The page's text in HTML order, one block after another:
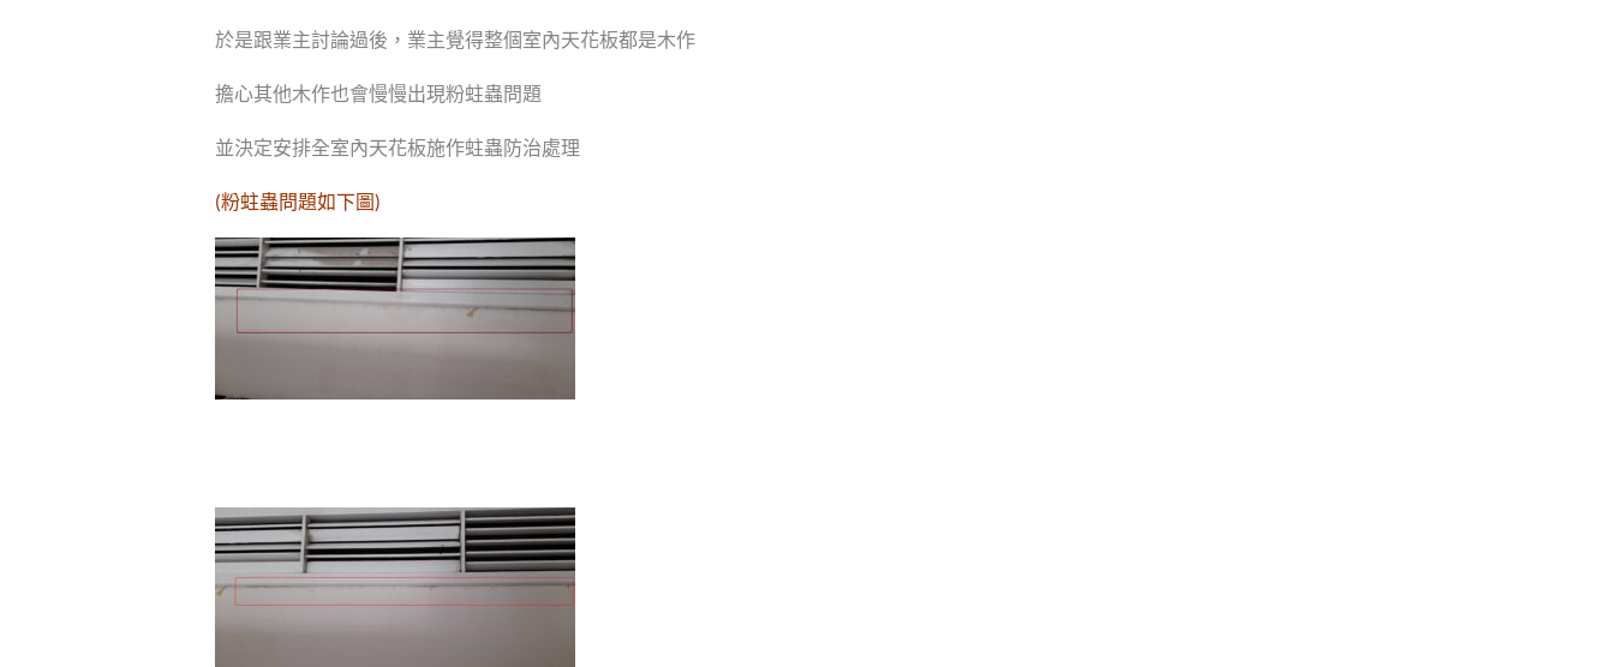
於是跟業主討論過後，業主覺得整個室內天花板都是木作
擔心其他木作也會慢慢出現粉蛀蟲問題
並決定安排全室內天花板施作蛀蟲防治處理
(粉蛀蟲問題如下圖)